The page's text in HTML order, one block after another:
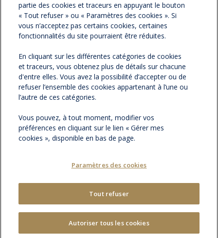
NOS PARTENAIRES
ESPACE PRESSE
NOS ACTUALITÉS
CONTACTEZ-NOUS
MENTIONS LÉGALES
PLAN DU SITE
|
GÉRER MES COOKIES
partie des cookies et traceurs en appuyant le bouton
« Tout refuser » ou « Paramètres des cookies ». Si
vous n’acceptez pas certains cookies, certaines
fonctionnalités du site pourraient être réduites.
En cliquant sur les différentes catégories de cookies
et traceurs, vous obtenez plus de détails sur chacune
d'entre elles. Vous avez la possibilité d’accepter ou de
refuser l’ensemble des cookies appartenant à l’une ou
l’autre de ces catégories.
Vous pouvez, à tout moment, modifier vos
préférences en cliquant sur le lien « Gérer mes
cookies », disponible en bas de page.
Paramètres des cookies
Tout refuser
Autoriser tous les cookies